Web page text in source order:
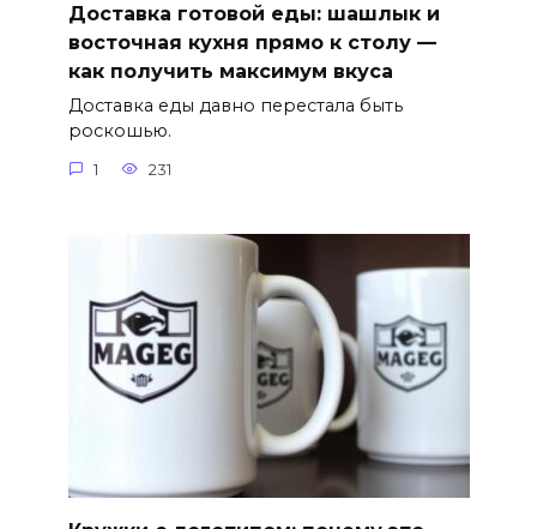
Доставка готовой еды: шашлык и
восточная кухня прямо к столу —
как получить максимум вкуса
Доставка еды давно перестала быть
роскошью.
1 231